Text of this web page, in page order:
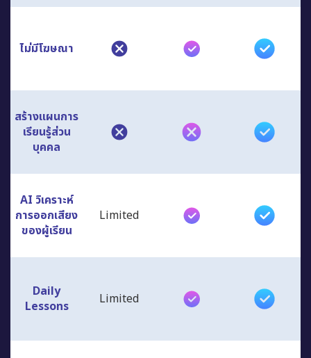
ไม่มีโฆษณา
สร้างแผนการ
เรียนรู้ส่วน
บุคคล
AI วิเคราะห์
การออกเสียง
ของผู้เรียน
Limited
Daily
Lessons
Limited